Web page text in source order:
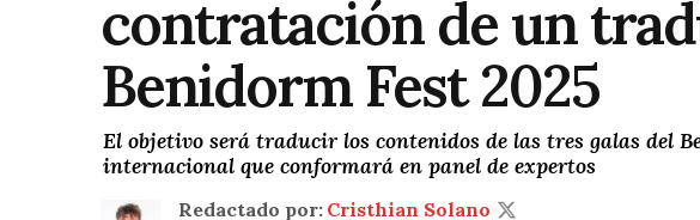
contratación de un
Benidorm Fest 2025
El objetivo será traducir los contenidos de las tres galas del
internacional que conformará en panel de expertos
Redactado por: Cristhian Solano